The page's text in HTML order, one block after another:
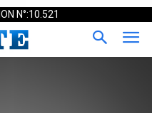
N°:10.521